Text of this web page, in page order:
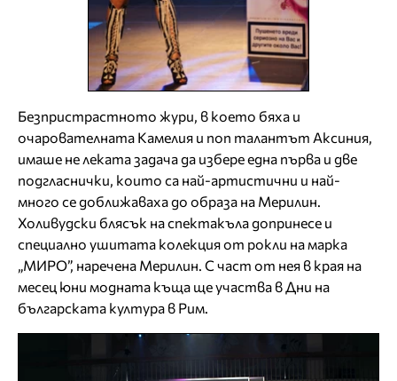
Безпристрастното жури, в което бяха и
очарователната Камелия и поп талантът Аксиния,
имаше не леката задача да избере една първа и две
подгласнички, които са най-артистични и най-
много се доближаваха до образа на Мерилин.
Холивудски блясък на спектакъла допринесе и
специално ушитата колекция от рокли на марка
„МИРО”, наречена Мерилин. С част от нея в края на
месец юни модната къща ще участва в Дни на
българската култура в Рим.